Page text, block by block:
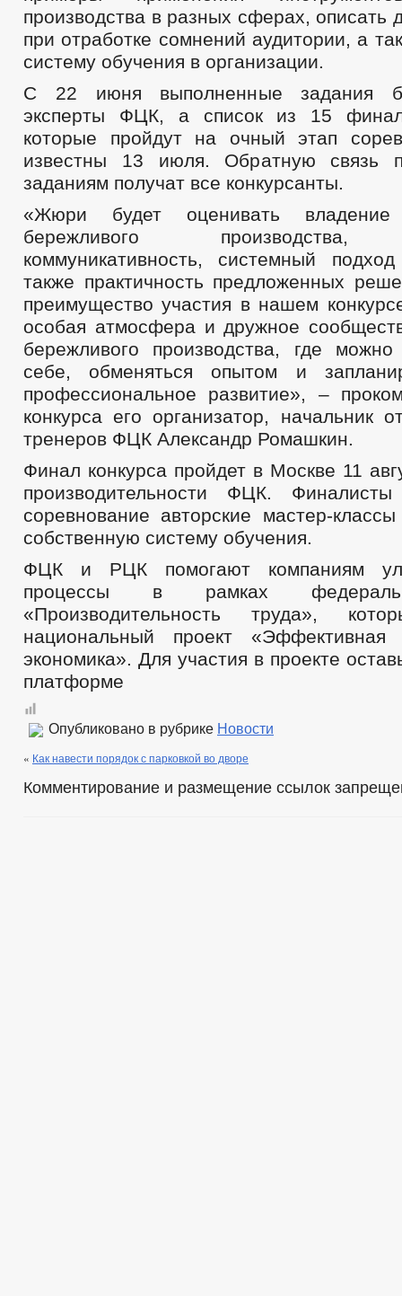
производства в разных сферах, описать
при отработке сомнений аудитории, а
систему обучения в организации.
С 22 июня выполненные задания
эксперты ФЦК, а список из 15
которые пройдут на очный этап
известны 13 июля. Обратную связь
заданиям получат все конкурсанты.
«Жюри будет оценивать владение
бережливого производства,
коммуникативность, системный
также практичность предложенных
преимущество участия в нашем
особая атмосфера и дружное
бережливого производства, где
себе, обменяться опытом и
профессиональное развитие», –
конкурса его организатор, начальник
тренеров ФЦК Александр Ромашкин.
Финал конкурса пройдет в Москве 11
производительности ФЦК.
соревнование авторские мастер-
собственную систему обучения.
ФЦК и РЦК помогают компаниям
процессы в рамках
«Производительность труда»,
национальный проект «Эффективная
экономика». Для участия в проекте
платформе
Опубликовано в рубрике Новости
« Как навести порядок с парковкой во дворе
Комментирование и размещение ссылок